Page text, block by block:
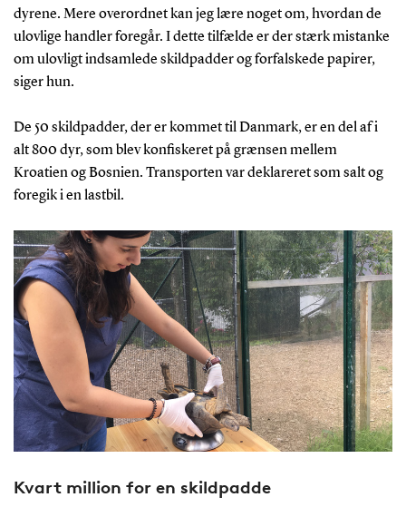
dyrene. Mere overordnet kan jeg lære noget om, hvordan de
ulovlige handler foregår. I dette tilfælde er der stærk mistanke
om ulovligt indsamlede skildpadder og forfalskede papirer,
siger hun.
De 50 skildpadder, der er kommet til Danmark, er en del af i
alt 800 dyr, som blev konfiskeret på grænsen mellem
Kroatien og Bosnien. Transporten var deklareret som salt og
foregik i en lastbil.
Kvart million for en skildpadde